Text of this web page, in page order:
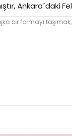
Ankara´daki
bir formayı